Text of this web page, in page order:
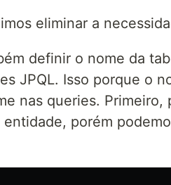
eliminar a
definir o nome da
JPQL. Isso porque o
nas queries.
porém